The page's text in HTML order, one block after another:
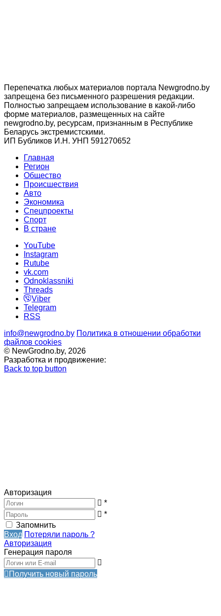
Перепечатка любых материалов портала Newgrodno.by
запрещена без письменного разрешения редакции.
Полностью запрещаем использование в какой-либо
форме материалов, размещенных на сайте
newgrodno.by, ресурсам, признанным в Республике
Беларусь экстремистскими.
ИП Бубликов И.Н. УНП 591270652
Главная
Регион
Общество
Происшествия
Авто
Экономика
Спецпроекты
Cпорт
В стране
YouTube
Instagram
Rutube
vk.com
Odnoklassniki
Threads
Viber
Telegram
RSS
info@newgrodno.by Политика в отношении обработки
файлов cookies
© NewGrodno.by, 2026
Разработка и продвижение:
Back to top button
Авторизация
*
*
Запомнить
Вход Потеряли пароль ?
Авторизация
Генерация пароля
Получить новый пароль